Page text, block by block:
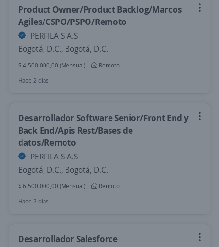
Product Owner/Product Backlog/Marcos
Agiles/CSPO/PSPO/Remoto
PERFILA S.A.S
Bogotá, D.C., Bogotá, D.C.
$ 4.500.000,00 (Mensual)
Remoto
Hace 2 días
Desarrollador Software Senior/Front End y
Back End/Apis Rest/Bases de
datos/Remoto
PERFILA S.A.S
Bogotá, D.C., Bogotá, D.C.
$ 6.500.000,00 (Mensual)
Remoto
Hace 2 días
Desarrollador Salesforce